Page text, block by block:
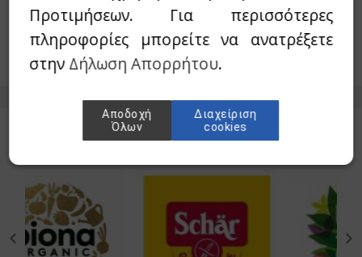
μπιζέλι
σπιρουλίνα
Triphala
Bromelain
Fenugreek
33,20€ 16,60€
Άμεσα Διαθέσιμο
Προτιμήσεων. Για περισσότερες
πληροφορίες μπορείτε να ανατρέξετε
στηνΔήλωση Απορρήτου.
Αποδοχή
Όλων
Διαχείριση
cookies